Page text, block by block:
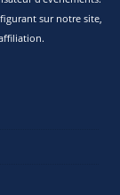
sur notre site,